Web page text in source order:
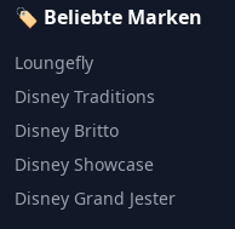
🏷️ Beliebte Marken
Loungefly
Disney Traditions
Disney Britto
Disney Showcase
Disney Grand Jester